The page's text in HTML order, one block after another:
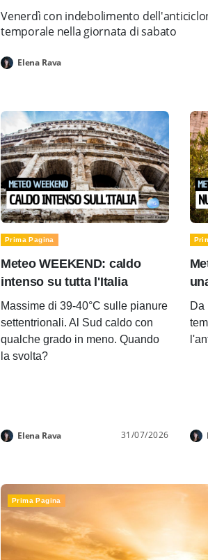
Venerdì con indebolimento
temporale nella giornata di sabato
Elena Rava
Prima Pagina
Meteo WEEKEND: caldo
intenso su tutta l'Italia
Massime di 39-40°C sulle pianure
settentrionali. Al Sud caldo con
qualche grado in meno. Quando
la svolta?
Elena Rava 31/07/2026
Da
Prima Pagina